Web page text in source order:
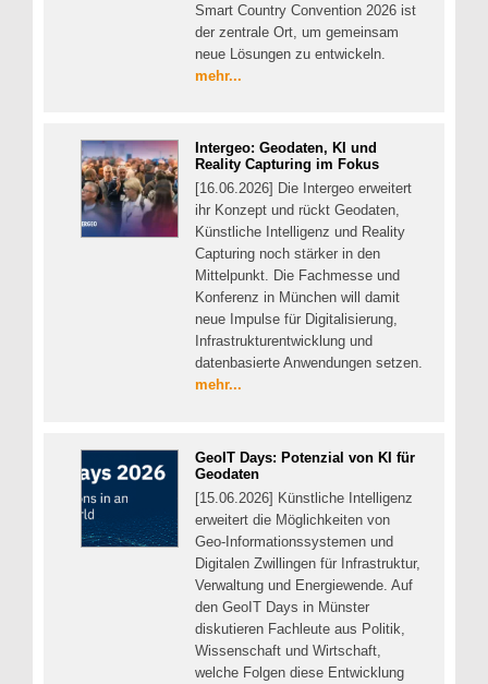
Smart Country Convention 2026 ist
der zentrale Ort, um gemeinsam
neue Lösungen zu entwickeln.
mehr...
Intergeo: Geodaten, KI und
Reality Capturing im Fokus
[16.06.2026] Die Intergeo erweitert
ihr Konzept und rückt Geodaten,
Künstliche Intelligenz und Reality
Capturing noch stärker in den
Mittelpunkt. Die Fachmesse und
Konferenz in München will damit
neue Impulse für Digitalisierung,
Infrastrukturentwicklung und
datenbasierte Anwendungen setzen.
mehr...
GeoIT Days: Potenzial von KI für
Geodaten
[15.06.2026] Künstliche Intelligenz
erweitert die Möglichkeiten von
Geo-Informationssystemen und
Digitalen Zwillingen für Infrastruktur,
Verwaltung und Energiewende. Auf
den GeoIT Days in Münster
diskutieren Fachleute aus Politik,
Wissenschaft und Wirtschaft,
welche Folgen diese Entwicklung